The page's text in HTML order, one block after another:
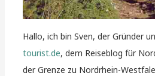
Hallo, ich bin Sven, der Gründer
tourist.de, dem Reiseblog für
der Grenze zu Nordrhein-